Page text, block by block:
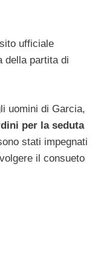
ufficiale
della partita di
uomini di Garcia,
per la seduta
stati impegnati
il consueto